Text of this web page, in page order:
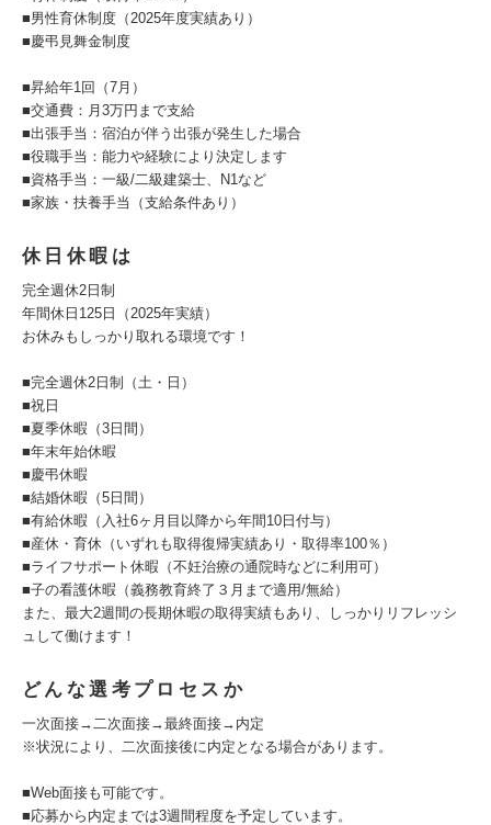
■男性育休制度（2025年度実績あり）
■慶弔見舞金制度
■昇給年1回（7月）
■交通費：月3万円まで支給
■出張手当：宿泊が伴う出張が発生した場合
■役職手当：能力や経験により決定します
■資格手当：一級/二級建築士、N1など
■家族・扶養手当（支給条件あり）
休日休暇は
完全週休2日制
年間休日125日（2025年実績）
お休みもしっかり取れる環境です！
■完全週休2日制（土・日）
■祝日
■夏季休暇（3日間）
■年末年始休暇
■慶弔休暇
■結婚休暇（5日間）
■有給休暇（入社6ヶ月目以降から年間10日付与）
■産休・育休（いずれも取得復帰実績あり・取得率100％）
■ライフサポート休暇（不妊治療の通院時などに利用可）
■子の看護休暇（義務教育終了３月まで適用/無給）
また、最大2週間の長期休暇の取得実績もあり、しっかりリフレッシ
ュして働けます！
どんな選考プロセスか
一次面接→二次面接→最終面接→内定
※状況により、二次面接後に内定となる場合があります。
■Web面接も可能です。
■応募から内定までは3週間程度を予定しています。